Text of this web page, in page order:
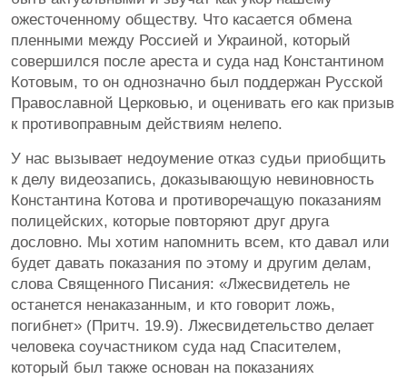
ожесточенному обществу. Что касается обмена
пленными между Россией и Украиной, который
совершился после ареста и суда над Константином
Котовым, то он однозначно был поддержан Русской
Православной Церковью, и оценивать его как призыв
к противоправным действиям нелепо.
У нас вызывает недоумение отказ судьи приобщить
к делу видеозапись, доказывающую невиновность
Константина Котова и противоречащую показаниям
полицейских, которые повторяют друг друга
дословно. Мы хотим напомнить всем, кто давал или
будет давать показания по этому и другим делам,
слова Священного Писания: «Лжесвидетель не
останется ненаказанным, и кто говорит ложь,
погибнет» (Притч. 19.9). Лжесвидетельство делает
человека соучастником суда над Спасителем,
который был также основан на показаниях